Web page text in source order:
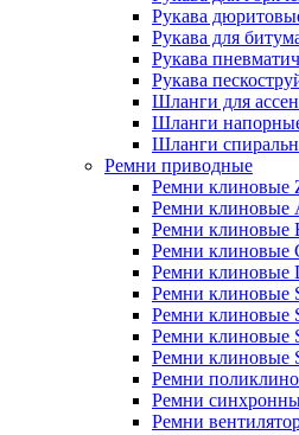
Рукава
Рукава для
Рукава
Рукава
Шланги для
Шланги
Шланги
Ремни приводные
Ремни клиновые
Ремни клиновые
Ремни клиновые
Ремни клиновые
Ремни клиновые
Ремни клиновые
Ремни клиновые
Ремни клиновые
Ремни клиновые
Ремни
Ремни
Ремни